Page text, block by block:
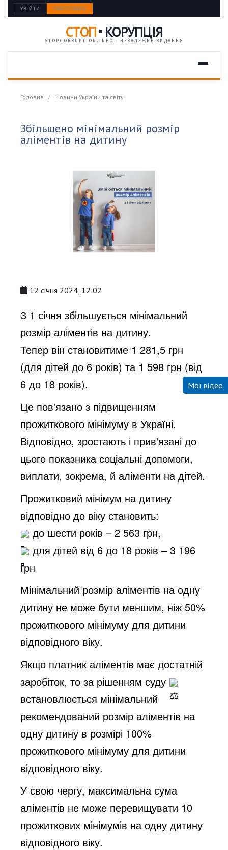
УВІЙТИ РЕЄСТРАЦІЯ
СТОП КОРУПЦІЯ
STOPCORRUPTION.INFO · НЕЗАЛЕЖНЕ ВИДАННЯ
Головна Новини України та світу
Збільшено мінімальний розмір
аліментів на дитину
12 січня 2024, 12:02
З 1 січня збільшується мінімальний
розмір аліментів на дитину.
Тепер він становитиме 1 281,5 грн
(для дітей до 6 років) та 1 598 грн (від
6 до 18 років).
Це пов'язано з підвищенням
прожиткового мінімуму в Україні.
Відповідно, зростають і прив'язані до
цього показника соціальні допомоги,
виплати, зокрема, й аліменти на дітей.
Прожитковий мінімум на дитину
відповідно до віку становить:
до шести років – 2 563 грн,
для дітей від 6 до 18 років – 3 196
грн
Мінімальний розмір аліментів на одну
дитину не може бути меншим, ніж 50%
прожиткового мінімуму для дитини
відповідного віку.
Якщо платник аліментів має достатній
заробіток, то за рішенням суду
встановлюється мінімальний
рекомендований розмір аліментів на
одну дитину в розмірі 100%
прожиткового мінімуму для дитини
відповідного віку.
У свою чергу, максимальна сума
аліментів не може перевищувати 10
прожиткових мінімумів на одну дитину
відповідного віку.
Мої відео